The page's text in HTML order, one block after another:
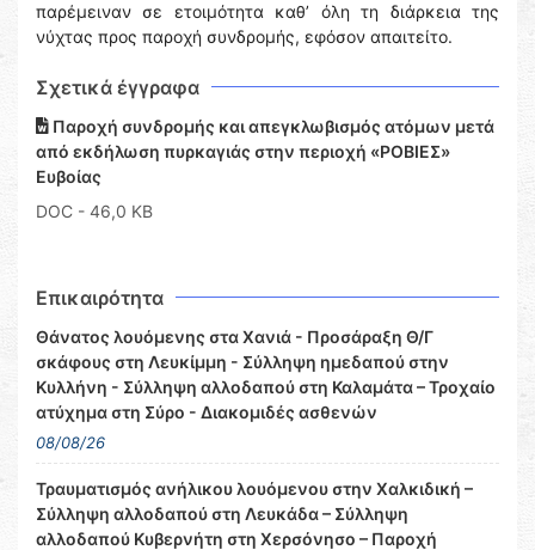
παρέμειναν σε ετοιμότητα καθ’ όλη τη διάρκεια της
νύχτας προς παροχή συνδρομής, εφόσον απαιτείτο.
Σχετικά έγγραφα
Παροχή συνδρομής και απεγκλωβισμός ατόμων μετά
από εκδήλωση πυρκαγιάς στην περιοχή «ΡΟΒΙΕΣ»
Ευβοίας
DOC - 46,0 KB
Επικαιρότητα
Θάνατος λουόμενης στα Χανιά - Προσάραξη Θ/Γ
σκάφους στη Λευκίμμη - Σύλληψη ημεδαπού στην
Κυλλήνη - Σύλληψη αλλοδαπού στη Καλαμάτα – Τροχαίο
ατύχημα στη Σύρο - Διακομιδές ασθενών
08/08/26
Τραυματισμός ανήλικου λουόμενου στην Χαλκιδική –
Σύλληψη αλλοδαπού στη Λευκάδα – Σύλληψη
αλλοδαπού Κυβερνήτη στη Χερσόνησο – Παροχή